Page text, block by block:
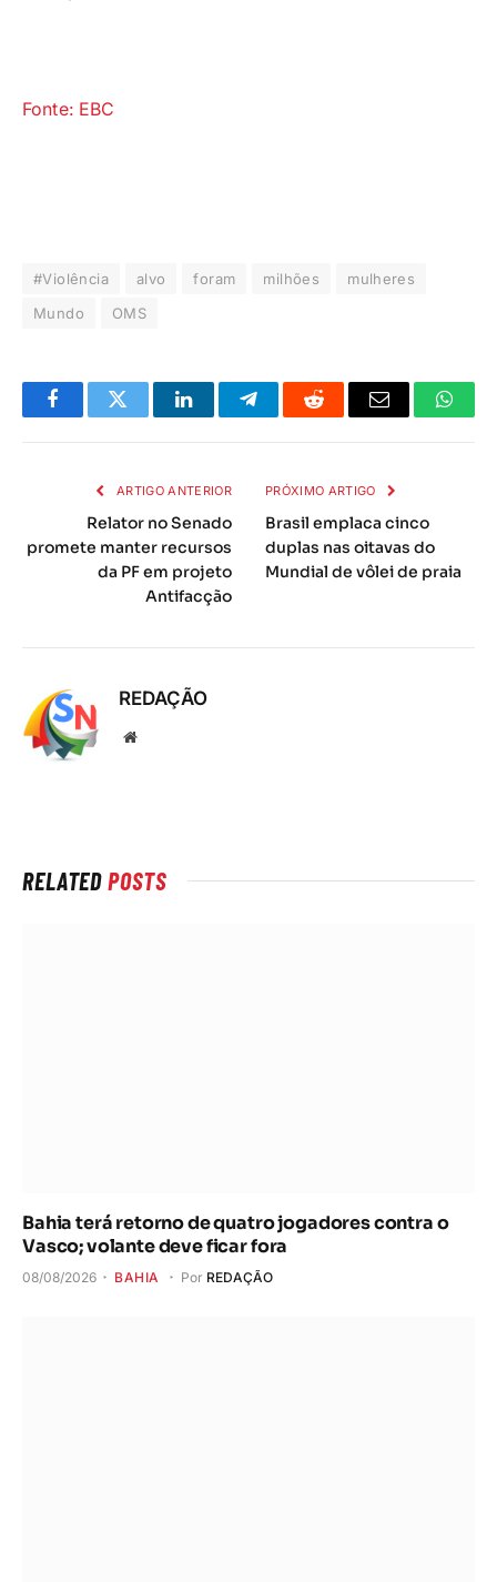
Fonte: EBC
#Violência alvo foram milhões
mulheres
Mundo
OMS
FacebookTwitter LinkedInTelegramaReddit
E-
ARTIGO ANTERIOR
Relator no Senado
promete manter recursos
da PF em projeto
Antifacção
PRÓXIMO ARTIGO
Brasil emplaca cinco
duplas nas oitavas do
Mundial de vôlei de praia
REDAÇÃO
Local
RELATEDPOSTS
Bahia terá retorno de quatro jogadores contra o
Vasco; volante deve ficar fora
08/08/2026 BAHIA Por REDAÇÃO